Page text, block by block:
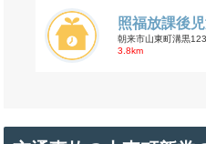
照福放課後
朝来市山東町溝黒
3.8km